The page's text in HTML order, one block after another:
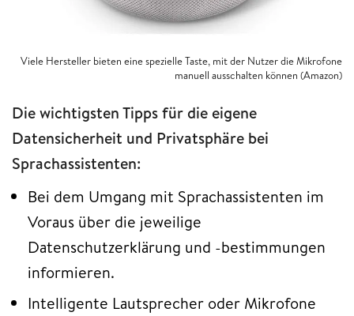
Viele Hersteller bieten eine spezielle Taste, mit der Nutzer die Mikrofone
manuell ausschalten können (Amazon)
Die wichtigsten Tipps für die eigene
Datensicherheit und Privatsphäre bei
Sprachassistenten:
Bei dem Umgang mit Sprachassistenten im
Voraus über die jeweilige
Datenschutzerklärung und -bestimmungen
informieren.
Intelligente Lautsprecher oder Mikrofone